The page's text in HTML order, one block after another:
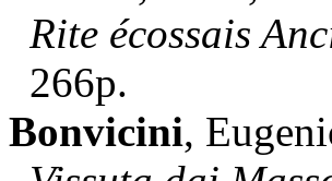
Rite écossais
266p.
Bonvicini,